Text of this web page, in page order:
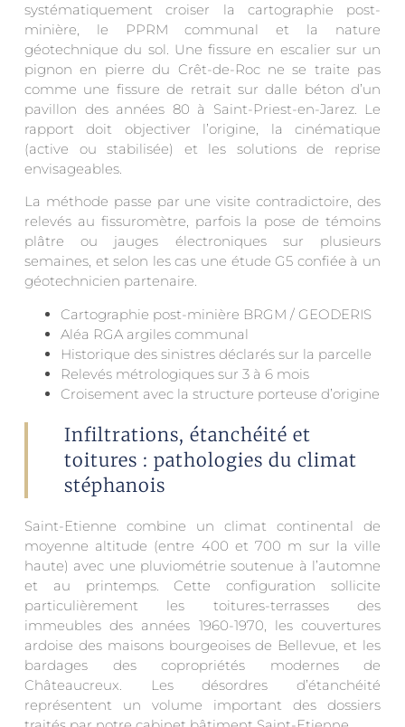
systématiquement croiser la cartographie post-
minière, le PPRM communal et la nature
géotechnique du sol. Une fissure en escalier sur un
pignon en pierre du Crêt-de-Roc ne se traite pas
comme une fissure de retrait sur dalle béton d’un
pavillon des années 80 à Saint-Priest-en-Jarez. Le
rapport doit objectiver l’origine, la cinématique
(active ou stabilisée) et les solutions de reprise
envisageables.
La méthode passe par une visite contradictoire, des
relevés au fissuromètre, parfois la pose de témoins
plâtre ou jauges électroniques sur plusieurs
semaines, et selon les cas une étude G5 confiée à un
géotechnicien partenaire.
Cartographie post-minière BRGM / GEODERIS
Aléa RGA argiles communal
Historique des sinistres déclarés sur la parcelle
Relevés métrologiques sur 3 à 6 mois
Croisement avec la structure porteuse d’origine
Infiltrations, étanchéité et
toitures : pathologies du climat
stéphanois
Saint-Etienne combine un climat continental de
moyenne altitude (entre 400 et 700 m sur la ville
haute) avec une pluviométrie soutenue à l’automne
et au printemps. Cette configuration sollicite
particulièrement les toitures-terrasses des
immeubles des années 1960-1970, les couvertures
ardoise des maisons bourgeoises de Bellevue, et les
bardages des copropriétés modernes de
Châteaucreux. Les désordres d’étanchéité
représentent un volume important des dossiers